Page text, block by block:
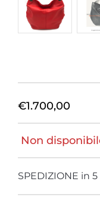
€1.700,00
Non
SPEDIZIONE in